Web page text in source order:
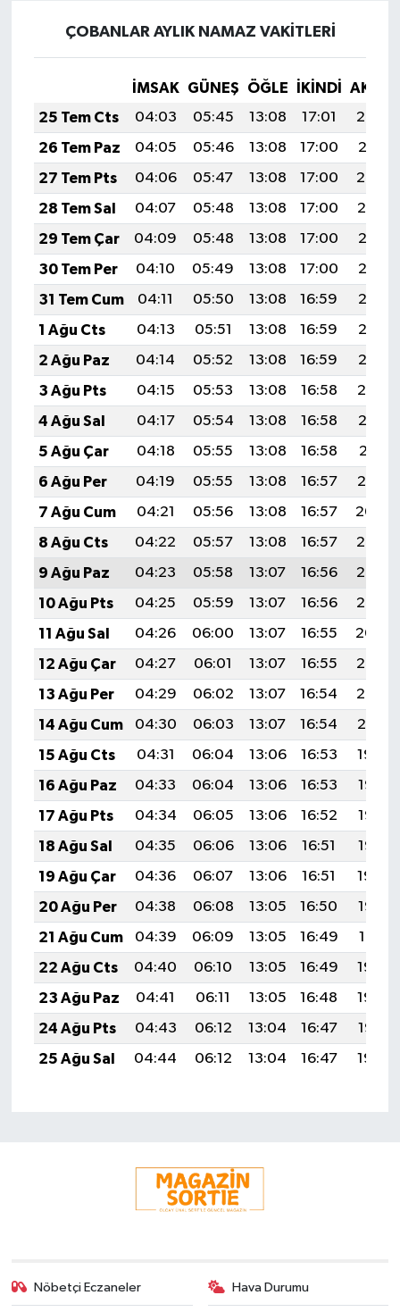
ÇOBANLAR AYLIK NAMAZ VAKITLERI
İMSAK GÜNEŞ ÖĞLE İKINDI
25 Tem Cts
04:03 05:45 13:08 17:01
20:22
26 Tem Paz
04:05 05:46 13:08 17:00
20:21
27 Tem Pts
04:06 05:47 13:08 17:00
20:20
28 Tem Sal
04:07 05:48 13:08 17:00
20:19
29 Tem Çar
04:09 05:48 13:08 17:00
20:18
30 Tem Per
04:10 05:49 13:08 17:00
20:17
31 Tem Cum
04:11 05:50 13:08 16:59
20:17
1 Ağu Cts
04:13 05:51 13:08 16:59
20:16
2 Ağu Paz
04:14 05:52 13:08 16:59
20:15
3 Ağu Pts
04:15 05:53 13:08 16:58
20:14
4 Ağu Sal
04:17 05:54 13:08 16:58
20:12
5 Ağu Çar
04:18 05:55 13:08 16:58
20:11
6 Ağu Per
04:19 05:55 13:08 16:57
20:10
7 Ağu Cum
04:21 05:56 13:08 16:57
20:09
8 Ağu Cts
04:22 05:57 13:08 16:57
20:08
9 Ağu Paz
04:23 05:58 13:07 16:56
20:07
10 Ağu Pts
04:25 05:59 13:07 16:56
20:06
11 Ağu Sal
04:26 06:00 13:07 16:55
20:04
12 Ağu Çar
04:27 06:01 13:07 16:55
20:03
13 Ağu Per
04:29 06:02 13:07 16:54
20:02
14 Ağu Cum
04:30 06:03 13:07 16:54
20:01
15 Ağu Cts
04:31 06:04 13:06 16:53
19:59
16 Ağu Paz
04:33 06:04 13:06 16:53
19:58
17 Ağu Pts
04:34 06:05 13:06 16:52
19:57
18 Ağu Sal
04:35 06:06 13:06 16:51
19:56
19 Ağu Çar
04:36 06:07 13:06 16:51
19:54
20 Ağu Per
04:38 06:08 13:05 16:50
19:53
21 Ağu Cum
04:39 06:09 13:05 16:49
19:51
22 Ağu Cts
04:40 06:10 13:05 16:49
19:50
23 Ağu Paz
04:41 06:11 13:05 16:48
19:49
24 Ağu Pts
04:43 06:12 13:04 16:47
19:47
25 Ağu Sal
04:44 06:12 13:04 16:47 19:46
Nöbetçi Eczaneler Hava Durumu